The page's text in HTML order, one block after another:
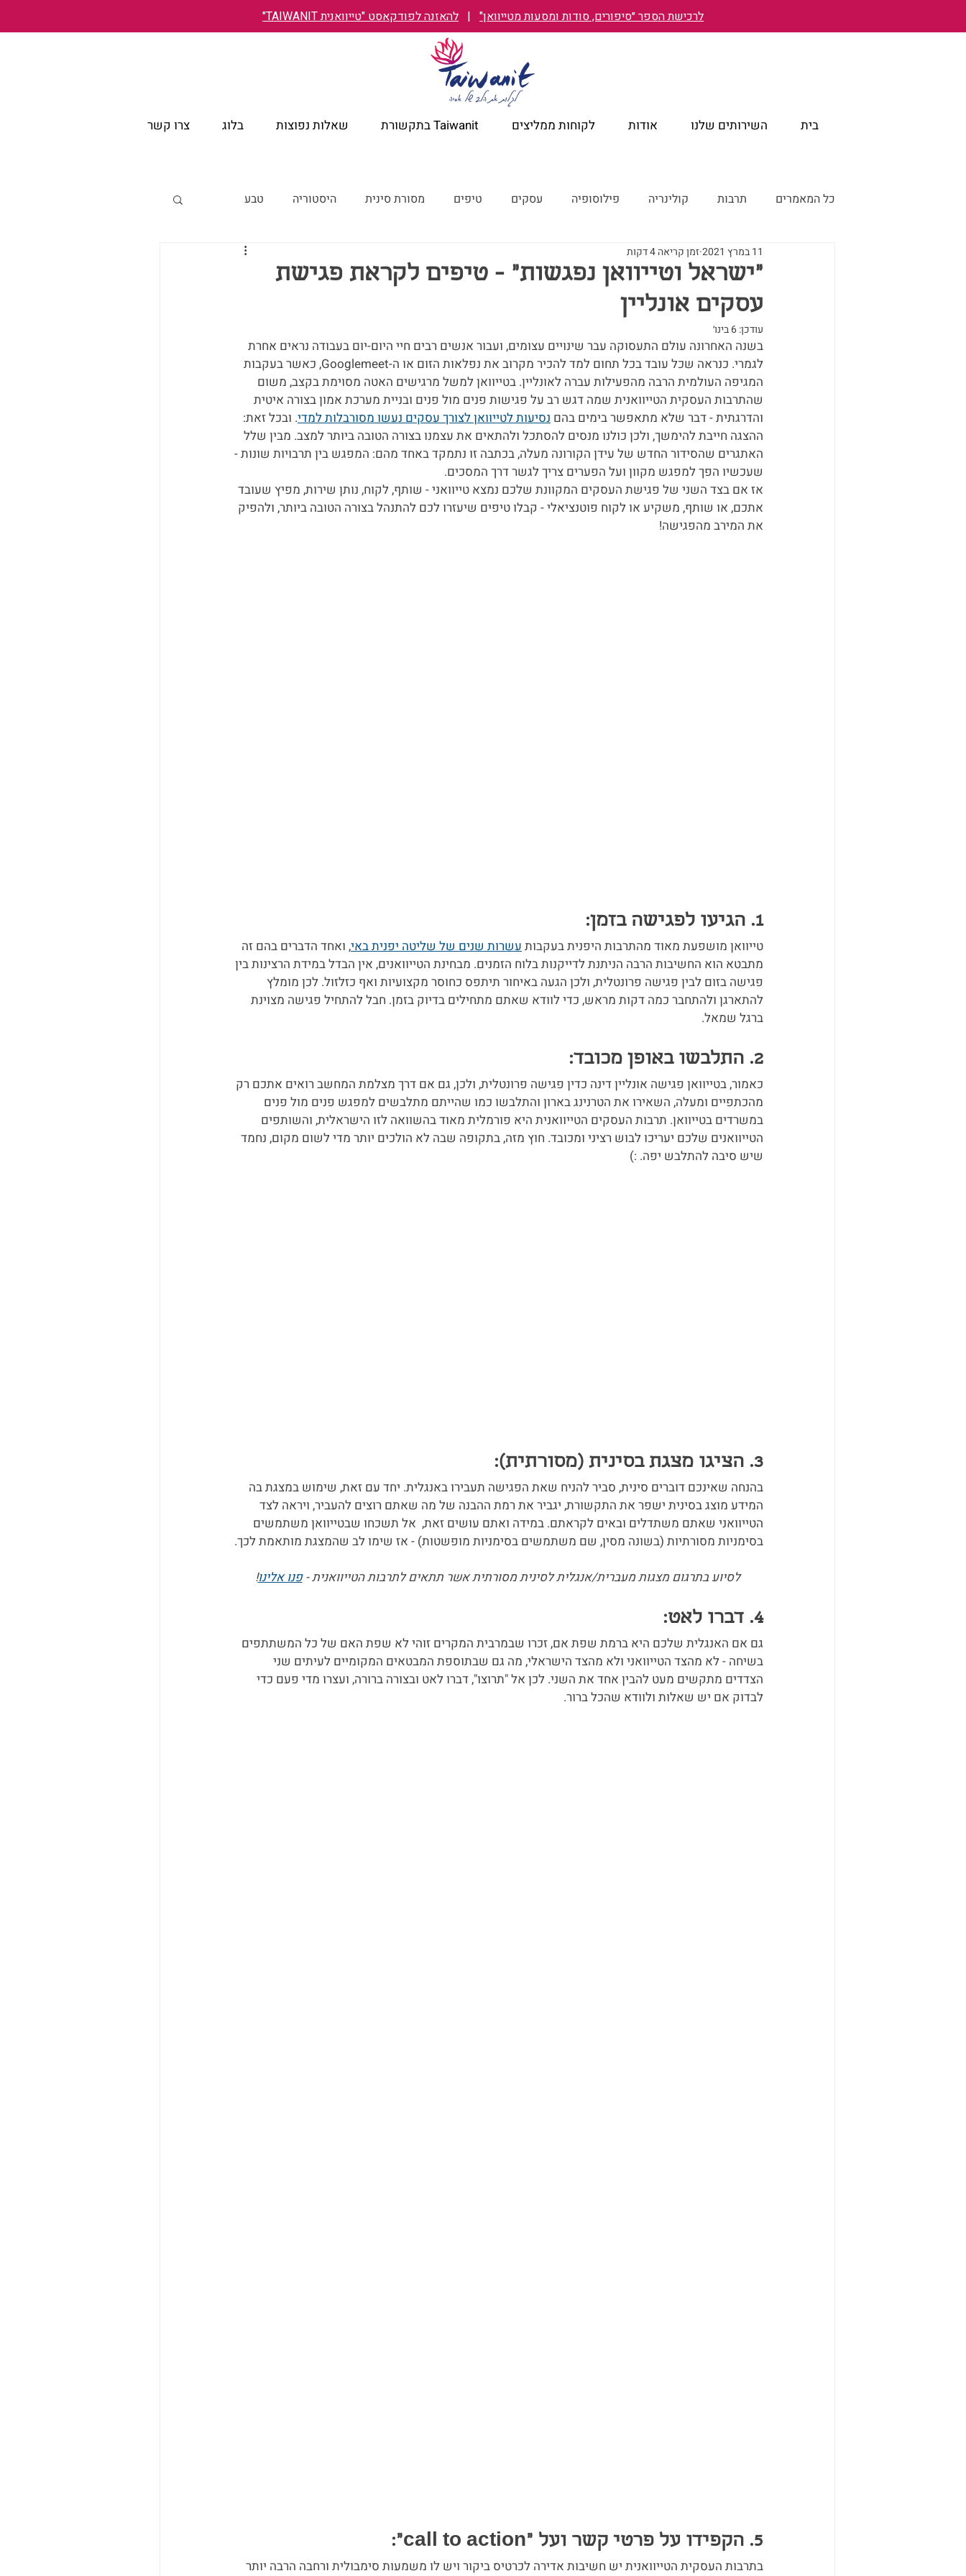
לרכישת הספר ״סיפורים, סודות ומסעות מטייוואן" | להאזנה לפודקאסט "טייוואנית TAIWANIT"
בית השירותים שלנו אודות לקוחות ממליצים Taiwanit בתקשורת שאלות נפוצות בלוג צרו קשר
כל המאמרים תרבות קולינריה פילוסופיה עסקים טיפים מסורת סינית היסטוריה טבע
טייוואן מבעד לעיניים ישראליות מלונות מומלצים
טייוואן דרך עדשת המצלמה
״ישראל וטייוואן נפגשות״ - טיפים לקראת פגישת
עסקים אונליין
11 במרץ 2021 זמן קריאה 4 דקות
עודכן:6 בינו׳
בשנה האחרונה עולם התעסוקה עבר שינויים עצומים, ועבור אנשים רבים חיי היום-יום בעבודה נראים אחרת
לגמרי. כנראה שכל עובד בכל תחום למד להכיר מקרוב את נפלאות הזום או ה-Googlemeet, כאשר בעקבות
המגיפה העולמית הרבה מהפעילות עברה לאונליין. בטייוואן למשל מרגישים האטה מסוימת בקצב, משום
שהתרבות העסקית הטייוואנית שמה דגש רב על פגישות פנים מול פנים ובניית מערכת אמון בצורה איטית
והדרגתית - דבר שלא מתאפשר בימים בהם נסיעות לטייוואן לצורך עסקים נעשו מסורבלות למדי. ובכל זאת:
ההצגה חייבת להימשך, ולכן כולנו מנסים להסתכל ולהתאים את עצמנו בצורה הטובה ביותר למצב. מבין שלל
האתגרים שהסידור החדש של עידן הקורונה מעלה, בכתבה זו נתמקד באחד מהם: המפגש בין תרבויות שונות -
שעכשיו הפך למפגש מקוון ועל הפערים צריך לגשר דרך המסכים.
אז אם בצד השני של פגישת העסקים המקוונת שלכם נמצא טייוואני - שותף, לקוח, נותן שירות, מפיץ שעובד
אתכם, או שותף, משקיע או לקוח פוטנציאלי - קבלו טיפים שיעזרו לכם להתנהל בצורה הטובה ביותר, ולהפיק
את המירב מהפגישה!
1. הגיעו לפגישה בזמן:
טייוואן מושפעת מאוד מהתרבות היפנית בעקבות עשרות שנים של שליטה יפנית באי, ואחד הדברים בהם זה
מתבטא הוא החשיבות הרבה הניתנת לדייקנות בלוח הזמנים. מבחינת הטייוואנים, אין הבדל במידת הרצינות בין
פגישה בזום לבין פגישה פרונטלית, ולכן הגעה באיחור תיתפס כחוסר מקצועיות ואף כזלזול. לכן מומלץ
להתארגן ולהתחבר כמה דקות מראש, כדי לוודא שאתם מתחילים בדיוק בזמן. חבל להתחיל פגישה מצוינת
ברגל שמאל.
2. התלבשו באופן מכובד:
כאמור, בטייוואן פגישה אונליין דינה כדין פגישה פרונטלית, ולכן, גם אם דרך מצלמת המחשב רואים אתכם רק
מהכתפיים ומעלה, השאירו את הטרנינג בארון והתלבשו כמו שהייתם מתלבשים למפגש פנים מול פנים
במשרדים בטייוואן. תרבות העסקים הטייוואנית היא פורמלית מאוד בהשוואה לזו הישראלית, והשותפים
הטייוואנים שלכם יעריכו לבוש רציני ומכובד. חוץ מזה, בתקופה שבה לא הולכים יותר מדי לשום מקום, נחמד
שיש סיבה להתלבש יפה. :)
3. הציגו מצגת בסינית (מסורתית):
בהנחה שאינכם דוברים סינית, סביר להניח שאת הפגישה תעבירו באנגלית. יחד עם זאת, שימוש במצגת בה
המידע מוצג בסינית ישפר את התקשורת, יגביר את רמת ההבנה של מה שאתם רוצים להעביר, ויראה לצד
הטייוואני שאתם משתדלים ובאים לקראתם. במידה ואתם עושים זאת,  אל תשכחו שבטייוואן משתמשים
בסימניות מסורתיות (בשונה מסין, שם משתמשים בסימניות מופשטות) - אז שימו לב שהמצגת מותאמת לכך.
לסיוע בתרגום מצגות מעברית/אנגלית לסינית מסורתית אשר תתאים לתרבות הטייוואנית - פנו אלינו!
4. דברו לאט:
גם אם האנגלית שלכם היא ברמת שפת אם, זכרו שבמרבית המקרים זוהי לא שפת האם של כל המשתתפים
בשיחה - לא מהצד הטייוואני ולא מהצד הישראלי, מה גם שבתוספת המבטאים המקומיים לעיתים שני
הצדדים מתקשים מעט להבין אחד את השני. לכן אל "תרוצו", דברו לאט ובצורה ברורה, ועצרו מדי פעם כדי
לבדוק אם יש שאלות ולוודא שהכל ברור.
5. הקפידו על פרטי קשר ועל "call to action":
בתרבות העסקית הטייוואנית יש חשיבות אדירה לכרטיס ביקור ויש לו משמעות סימבולית ורחבה הרבה יותר